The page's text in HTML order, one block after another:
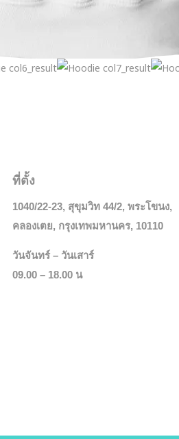
ที่ตั้ง
1040/22-23, สุขุมวิท 44/2, พระโขนง,
คลองเตย, กรุงเทพมหานคร, 10110
วันจันทร์ – วันเสาร์
09.00 – 18.00 น